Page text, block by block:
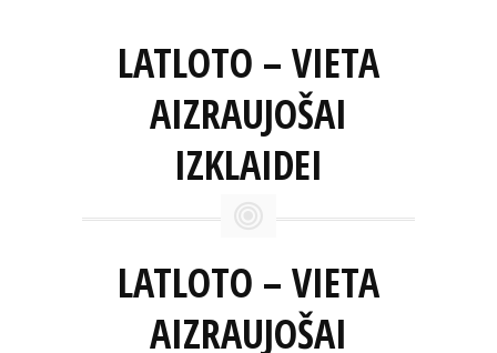
LATLOTO – VIETA
AIZRAUJOŠAI
IZKLAIDEI
LATLOTO – VIETA
AIZRAUJOŠAI